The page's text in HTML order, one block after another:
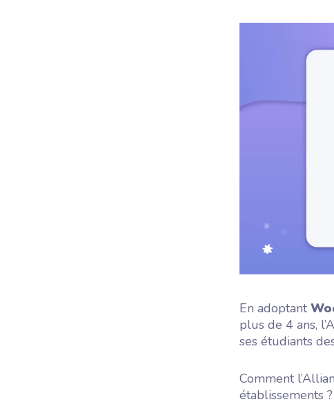
En adoptant
plus de 4 ans,
ses étudiants
Comment
établissements ?